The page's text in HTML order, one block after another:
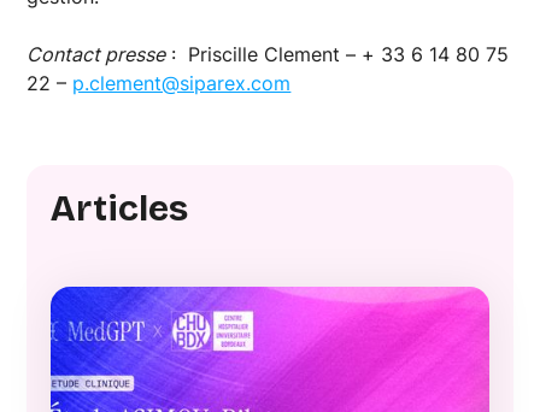
Contact presse: Priscille Clement – + 33 6 14 80 75
22 – p.clement@siparex.com
Articles